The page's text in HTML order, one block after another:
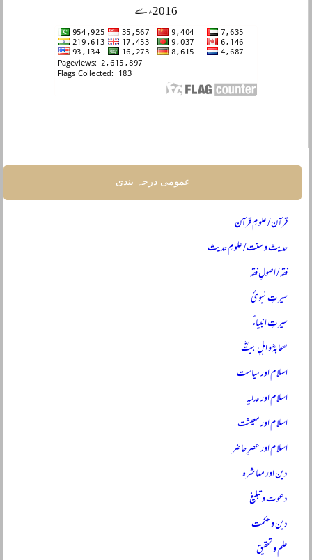
2016ء سے
عمومی درجہ بندی
قرآن / علومِ قرآن
حدیث و سنت / علومِ حدیث
فقہ / اصولِ فقہ
سیرتِ نبویؐ
سیرتِ انبیاءؑ
صحابہؓ و اہلِ بیتؓ
اسلام اور سیاست
اسلام اور عدلیہ
اسلام اور معیشت
اسلام اور عصرِ حاضر
دین اور معاشرہ
دعوت و تبلیغ
دین و حکمت
علم و تحقیق